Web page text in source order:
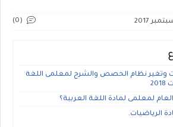
(0)
وتغير نظام الحصص والشرح لمعلمى اللغة
لمعلمى لمادة اللغة العربية؟
الرياضيات.